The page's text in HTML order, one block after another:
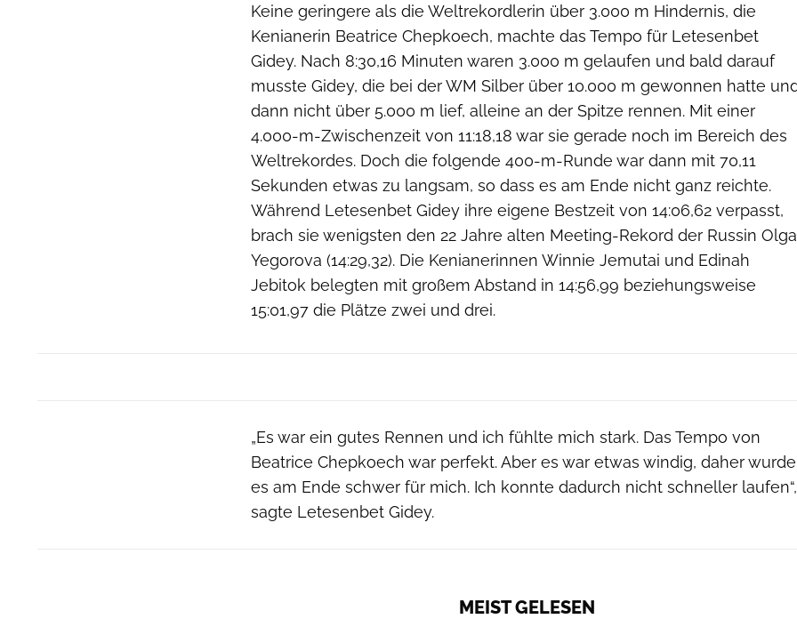
Keine geringere als die Weltrekordlerin über 3.000 m Hindernis, die
Kenianerin Beatrice Chepkoech, machte das Tempo für Letesenbet
Gidey. Nach 8:30,16 Minuten waren 3.000 m gelaufen und bald darauf
musste Gidey, die bei der WM Silber über 10.000 m gewonnen hatte
dann nicht über 5.000 m lief, alleine an der Spitze rennen. Mit einer
4.000-m-Zwischenzeit von 11:18,18 war sie gerade noch im Bereich des
Weltrekordes. Doch die folgende 400-m-Runde war dann mit 70,11
Sekunden etwas zu langsam, so dass es am Ende nicht ganz reichte.
Während Letesenbet Gidey ihre eigene Bestzeit von 14:06,62 verpasst,
brach sie wenigsten den 22 Jahre alten Meeting-Rekord der Russin Olga
Yegorova (14:29,32). Die Kenianerinnen Winnie Jemutai und Edinah
Jebitok belegten mit großem Abstand in 14:56,99 beziehungsweise
15:01,97 die Plätze zwei und drei.
„Es war ein gutes Rennen und ich fühlte mich stark. Das Tempo von
Beatrice Chepkoech war perfekt. Aber es war etwas windig, daher wurde
es am Ende schwer für mich. Ich konnte dadurch nicht schneller laufen“,
sagte Letesenbet Gidey.
MEIST GELESEN